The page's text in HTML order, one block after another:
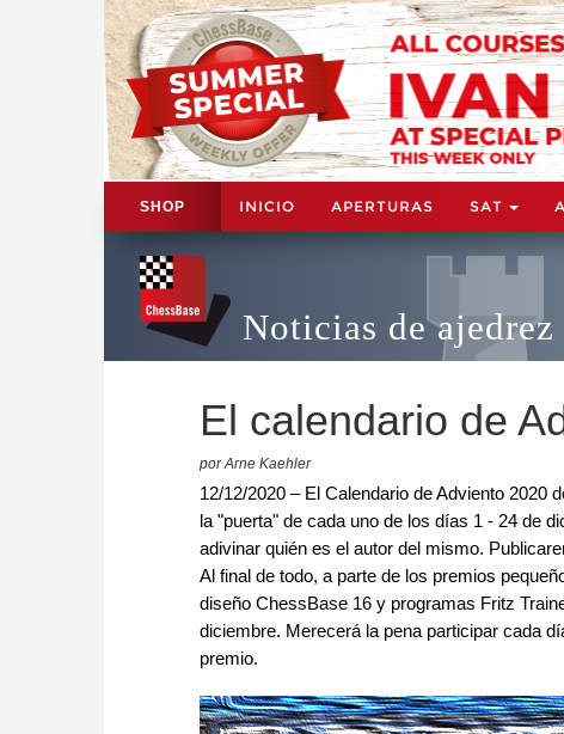
SHOP INICIO APERTURAS SAT
Noticias de ajedrez
El calendario de
por Arne Kaehler
12/12/2020 – El Calendario de Adviento 2020
la "puerta" de cada uno de los días 1 - 24 de
adivinar quién es el autor del mismo.
Al final de todo, a parte de los premios
diseño ChessBase 16 y programas Fritz
diciembre. Merecerá la pena participar cada
premio.